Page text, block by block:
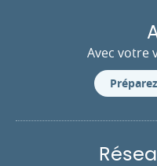
Avec votre